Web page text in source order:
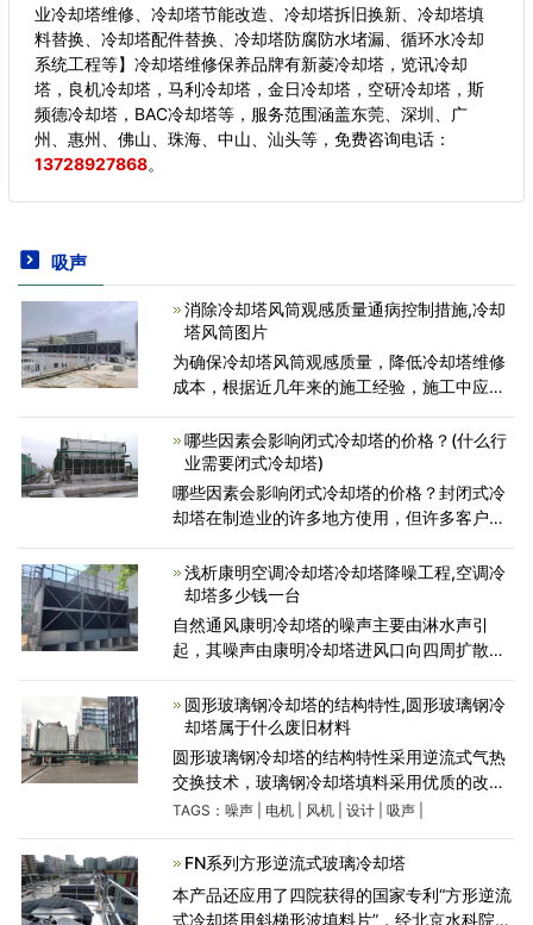
业冷却塔维修、冷却塔节能改造、冷却塔拆旧换新、冷却塔填
料替换、冷却塔配件替换、冷却塔防腐防水堵漏、循环水冷却
系统工程等】冷却塔维修保养品牌有新菱冷却塔，览讯冷却
塔，良机冷却塔，马利冷却塔，金日冷却塔，空研冷却塔，斯
频德冷却塔，BAC冷却塔等，服务范围涵盖东莞、深圳、广
州、惠州、佛山、珠海、中山、汕头等， 免费咨询电话：
13728927868。
吸声
消除冷却塔风筒观感质量通病控制措施,冷却
塔风筒图片
为确保冷却塔风筒观感质量，降低冷却塔维修
成本，根据近几年来的施工经验，施工中应切
偏差的控制措施。 1)提前策划。宜通过计算机
计算冷却塔风筒各
哪些因素会影响闭式冷却塔的价格？(什么行
业需要闭式冷却塔)
哪些因素会影响闭式冷却塔的价格？封闭式冷
却塔在制造业的许多地方使用，但许多客户不
式冷却塔由冷却介质、冷凝器、内部循环包
括：冷却介质、冷凝
浅析康明空调冷却塔冷却塔降噪工程,空调冷
却塔多少钱一台
自然通风康明冷却塔的噪声主要由淋水声引
起，其噪声由康明冷却塔进风口向四周扩散，
却塔降噪措施方法总结
圆形玻璃钢冷却塔的结构特性,圆形玻璃钢冷
却塔属于什么废旧材料
圆形玻璃钢冷却塔的结构特性采用逆流式气热
交换技术，玻璃钢冷却塔填料采用优质的改性
聚氯 乙波片，以扩散淋水面积;通过旋转布水方
本系列产品的外形
TAGS： 噪声| 电机| 风机| 设计| 吸声|
FN系列方形逆流式玻璃冷却塔
本产品还应用了四院获得的国家专利“方形逆流
式冷却塔用斜梯形波填料片”，经北京水科院和